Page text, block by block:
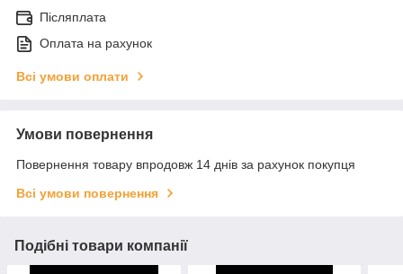
Післяплата
Оплата на рахунок
Всі умови оплати
Умови повернення
Повернення товару впродовж 14 днів за рахунок покупця
Всі умови повернення
Подібні товари компанії